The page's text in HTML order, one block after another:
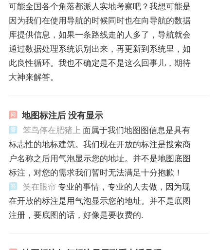
可能全国各个角落都派人实地考察吧？我想可能是
因为我们在使用导航的时候同时也在向导航的数据
库提供信息，如果一条路线走的人多了，导航就会
通过数据处理系统识别出来，再更新到系统里，如
此良性循环。我也不确定是不是这么回事儿，期待
大神来解答。
地图标注后 没有显示
笨鸟停在肥猪上 面属于我们地图图信息是具有
标志性的地标建筑。我们现在开放的标注是搜索商
户名称之后用气泡显示您的地址。并不是地图底图
标注，对您的需求我们暂时无法满足十分抱歉！
笑在眼帘 专业的事情，专业的人去做，因为现
在开放的标注是用气泡显示您的地址。并不是底图
注册，要底图的话，好像是要收费的.